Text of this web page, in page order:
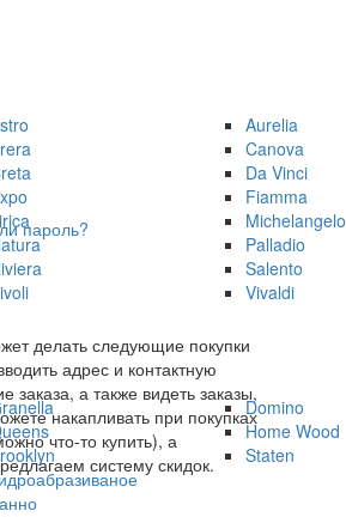
Aurelia
Canova
Da Vinci
Fiamma
Michelangelo
Palladio
Salento
Vivaldi
Domino
Home Wood
Staten
пароль?
делать следующие покупки
адрес и контактную
а также видеть заказы,
накапливать при покупках
что-то купить), а
систему скидок.